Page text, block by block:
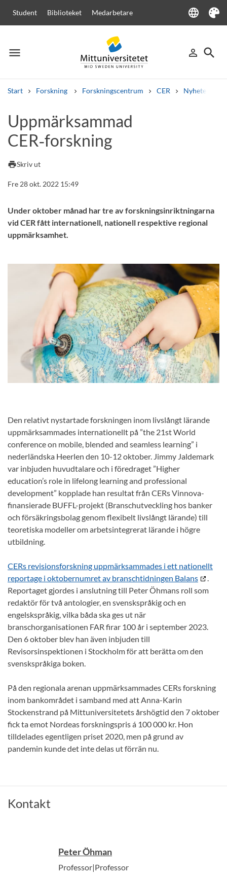
Student Biblioteket Medarbetare language
Language
Tema
menu
Meny person_outline
Logga in
search
Sök
Start Forskning Forskningscentrum CER Nyheter från
Andra söktjänster
Kurser och programKursplaner
Uppmärksammad
CER‑forskning
printSkriv ut
Fre 28 okt. 2022 15:49
Under oktober månad har tre av forskningsinriktningarna
vid CER fått internationell, nationell respektive regional
uppmärksamhet.
Den relativt nystartade forskningen inom livslångt lärande
uppmärksammades internationellt på ”the 21st World
conference on mobile, blended and seamless learning” i
nederländska Heerlen den 10-12 oktober. Jimmy Jaldemark
var inbjuden huvudtalare och i föredraget ”Higher
education’s role in lifelong learning and professional
development” kopplade han resultat från CERs Vinnova-
finansierade BUFFL-projekt (Branschutveckling hos banker
och försäkringsbolag genom flexibelt livslångt lärande) till
teoretiska modeller om arbetsintegrerat lärande i högre
utbildning.
CERs revisionsforskning uppmärksammades i ett nationellt
reportage i oktobernumret av branschtidningen Balans
.
Reportaget gjordes i anslutning till Peter Öhmans roll som
redaktör för två antologier, en svenskspråkig och en
engelskspråkig, vilka båda ska ges ut när
branschorganisationen FAR firar 100 år i september 2023.
Den 6 oktober blev han även inbjuden till
Revisorsinspektionen i Stockholm för att berätta om den
svenskspråkiga boken.
På den regionala arenan uppmärksammades CERs forskning
inom bankområdet i samband med att Anna-Karin
Stockenstrand på Mittuniversitetets årshögtid den 7 oktober
fick ta emot Nordeas forskningspris á 100 000 kr. Hon
tilldelades egentligen priset 2020, men på grund av
pandemin kunde det inte delas ut förrän nu.
Kontakt
Peter Öhman
Professor|Professor